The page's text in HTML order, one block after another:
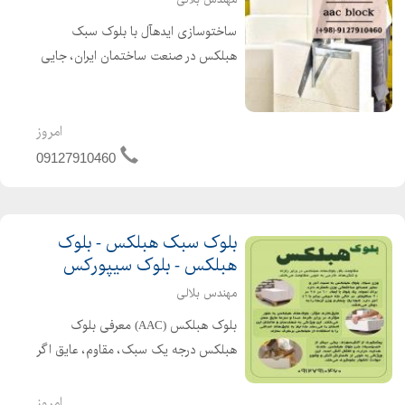
ساختوسازی ایدهآل با بلوک سبک
هبلکس در صنعت ساختمان ایران، جایی
بلوارا راهحلی مطمئن برای ساختوسازی
ایمن، سریع و اقتصادی ...
امروز
09127910460
بلوک سبک هبلکس - بلوک
هبلکس - بلوک سیپورکس
مهندس بلالی
بلوک هبلکس (AAC) معرفی بلوک
هبلکس درجه یک سبک، مقاوم، عایق اگر
ساخت شما را چندبرابر کند و هم کیفیت